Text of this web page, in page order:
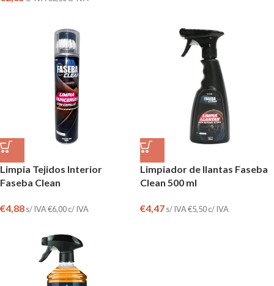
Limpia Tejidos Interior
Faseba Clean
€4,88s/ IVA€6,00c/ IVA
Limpiador de llantas Faseba
Clean 500 ml
€4,47s/ IVA€5,50c/ IVA